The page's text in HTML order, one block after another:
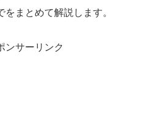
まとめて解説します。
ンサーリンク